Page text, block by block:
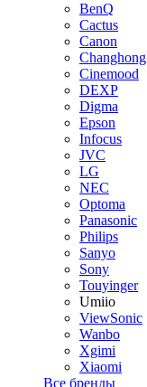
BenQ
Cactus
Canon
Changhong
Cinemood
DEXP
Digma
Epson
Infocus
JVC
LG
NEC
Optoma
Panasonic
Philips
Sanyo
Sony
Touyinger
Umiio
ViewSonic
Wanbo
Xgimi
Xiaomi
Все бренды